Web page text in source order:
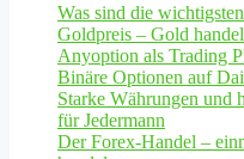
Was sind die
Goldpreis – Gold
Anyoption als Trading
Binäre Optionen auf
Starke Währungen und
für Jedermann
Der Forex-Handel –